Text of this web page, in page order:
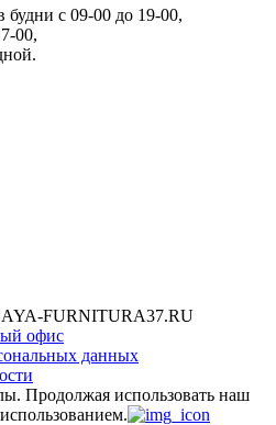
с 09-00 до 19-00,
00,
FURNITURA37.RU
офис
данных
Продолжая использовать наш